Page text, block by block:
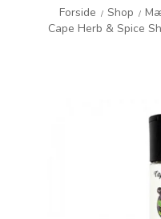
Forside / Shop /
Cape Herb & Spice